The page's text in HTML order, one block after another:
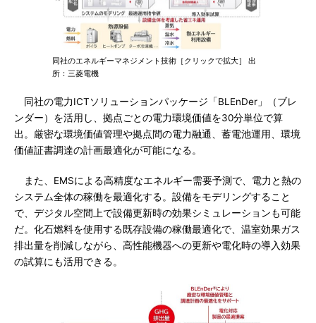
同社のエネルギーマネジメント技術［クリックで拡大］ 出
所：三菱電機
同社の電力ICTソリューションパッケージ「BLEnDer」（ブレ
ンダー）を活用し、拠点ごとの電力環境価値を30分単位で算
出。厳密な環境価値管理や拠点間の電力融通、蓄電池運用、環境
価値証書調達の計画最適化が可能になる。
また、EMSによる高精度なエネルギー需要予測で、電力と熱の
システム全体の稼働を最適化する。設備をモデリングすること
で、デジタル空間上で設備更新時の効果シミュレーションも可能
だ。化石燃料を使用する既存設備の稼働最適化で、温室効果ガス
排出量を削減しながら、高性能機器への更新や電化時の導入効果
の試算にも活用できる。